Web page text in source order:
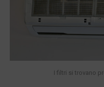
I filtri si trovano